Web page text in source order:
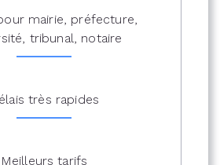
mairie, préfecture,
tribunal, notaire
très rapides
Meilleurs tarifs